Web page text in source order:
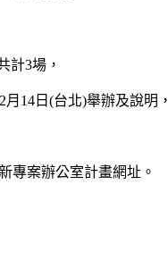
計3場，
14日(台北)舉辦及說明，
專案辦公室計畫網址。